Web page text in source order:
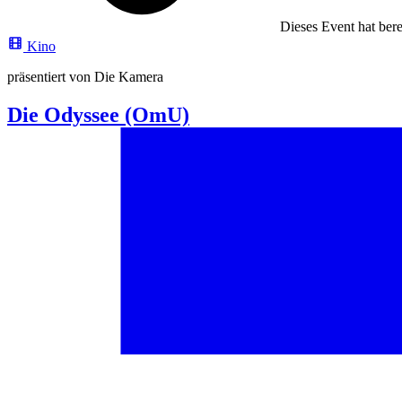
Dieses Event hat
Kino
präsentiert von Die Kamera
Die Odyssee (OmU)